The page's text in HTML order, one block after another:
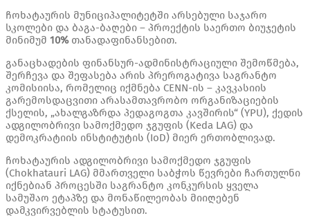
ჩოხატაურის მუნიციპალიტეტში არსებული საჯარო
სკოლები და ბაგა-ბაღები – პროექტის საერთო ბიუჯეტის
მინიმუმ 10%თანადაფინანსებით.
განაცხადების ფინანსურ-ადმინისტრაციული შემოწმება,
შერჩევა და შეფასება არის პრეროგატივა საგრანტო
კომისიისა, რომელიც იქმნება CENN-ის – კავკასიის
გარემოსდაცვითი არასამთავრობო ორგანიზაციების
ქსელის, „ახალგაზრდა პედაგოგთა კავშირის“ (YPU), ქედის
ადგილობრივი სამოქმედო ჯგუფის (Keda LAG) და
დემოკრატიის ინსტიტუტის (IoD) მიერ ერთობლივად.
ჩოხატაურის ადგილობრივი სამოქმედო ჯგუფის
(Chokhatauri LAG) მმართველი საბჭოს წევრები ჩართულნი
იქნებიან პროცესში საგრანტო კონკურსის ყველა
სამუშაო ეტაპზე და მონაწილეობას მიიღებენ
დამკვირვებლის სტატუსით.